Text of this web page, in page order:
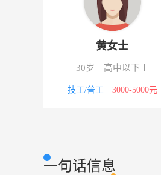
后厨工作人员 其他类型
平面设计师 设计策划
店长/卖场经理 其他类型
黄女士
30岁 高中以下
技工/普工 3000-5000元
一句话信息